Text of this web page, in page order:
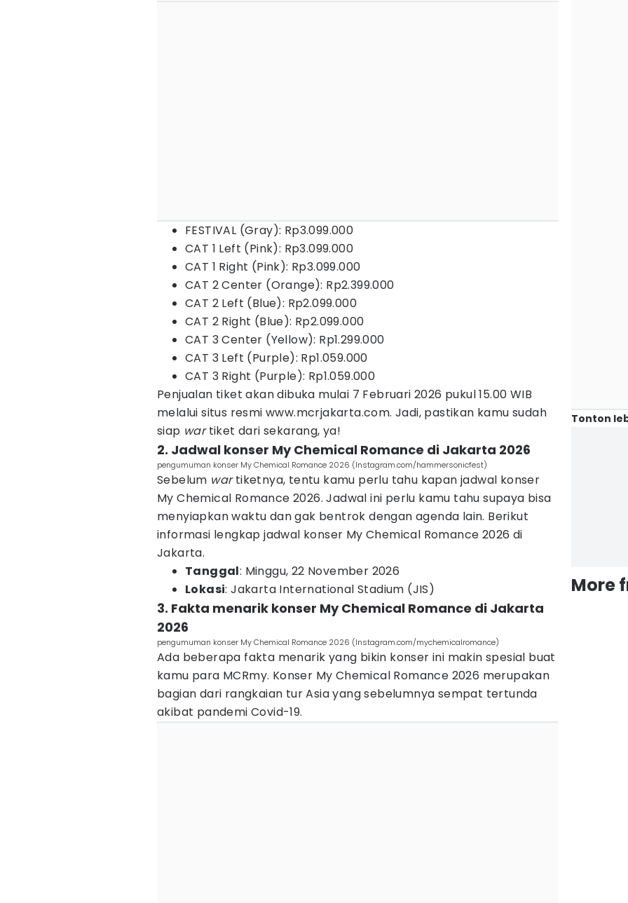
FESTIVAL (Gray): Rp3.099.000
CAT 1 Left (Pink): Rp3.099.000
CAT 1 Right (Pink): Rp3.099.000
CAT 2 Center (Orange): Rp2.399.000
CAT 2 Left (Blue): Rp2.099.000
CAT 2 Right (Blue): Rp2.099.000
CAT 3 Center (Yellow): Rp1.299.000
CAT 3 Left (Purple): Rp1.059.000
CAT 3 Right (Purple): Rp1.059.000
Penjualan tiket akan dibuka mulai 7 Februari 2026 pukul 15.00 WIB
melalui situs resmi www.mcrjakarta.com. Jadi, pastikan kamu sudah
siap wartiket dari sekarang, ya!
2. Jadwal konser My Chemical Romance di Jakarta 2026
pengumuman konser My Chemical Romance 2026 (Instagram.com/hammersonicfest)
Sebelum wartiketnya, tentu kamu perlu tahu kapan jadwal konser
My Chemical Romance 2026. Jadwal ini perlu kamu tahu supaya bisa
menyiapkan waktu dan gak bentrok dengan agenda lain. Berikut
informasi lengkap jadwal konser My Chemical Romance 2026 di
Jakarta.
Tanggal: Minggu, 22 November 2026
Lokasi: Jakarta International Stadium (JIS)
3. Fakta menarik konser My Chemical Romance di Jakarta
2026
pengumuman konser My Chemical Romance 2026 (Instagram.com/mychemicalromance)
Ada beberapa fakta menarik yang bikin konser ini makin spesial buat
kamu para MCRmy. Konser My Chemical Romance 2026 merupakan
bagian dari rangkaian tur Asia yang sebelumnya sempat tertunda
akibat pandemi Covid-19.
Tonton
More